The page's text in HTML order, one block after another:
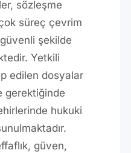
sözleşme
süreç çevrim
şekilde
Yetkili
edilen dosyalar
gerektiğinde
hukuki
güven,